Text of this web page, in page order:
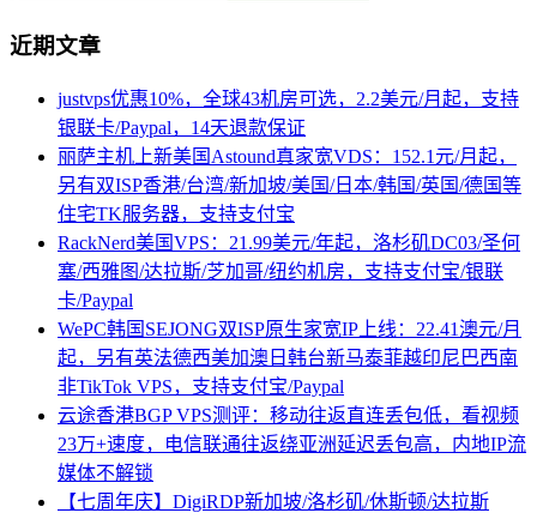
近期文章
justvps优惠10%，全球43机房可选，2.2美元/月起，支持
银联卡/Paypal，14天退款保证
丽萨主机上新美国Astound真家宽VDS：152.1元/月起，
另有双ISP香港/台湾/新加坡/美国/日本/韩国/英国/德国等
住宅TK服务器，支持支付宝
RackNerd美国VPS：21.99美元/年起，洛杉矶DC03/圣何
塞/西雅图/达拉斯/芝加哥/纽约机房，支持支付宝/银联
卡/Paypal
WePC韩国SEJONG双ISP原生家宽IP上线：22.41澳元/月
起，另有英法德西美加澳日韩台新马泰菲越印尼巴西南
非TikTok VPS，支持支付宝/Paypal
云途香港BGP VPS测评：移动往返直连丢包低，看视频
23万+速度，电信联通往返绕亚洲延迟丢包高，内地IP流
媒体不解锁
【七周年庆】DigiRDP新加坡/洛杉矶/休斯顿/达拉斯